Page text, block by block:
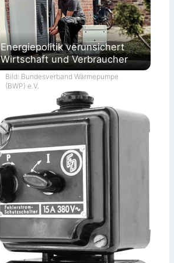
Energiepolitik verunsichert
Wirtschaft und Verbraucher
Bild: Bundesverband Wärmepumpe
(BWP) e.V.